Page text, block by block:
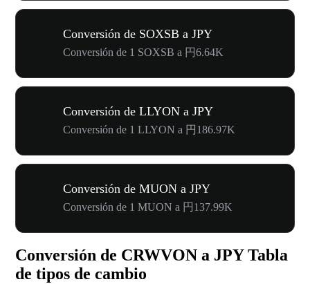
Conversión de SOXSB a JPY
Conversión de 1 SOXSB a 円6.64K
Conversión de LLYON a JPY
Conversión de 1 LLYON a 円186.97K
Conversión de MUON a JPY
Conversión de 1 MUON a 円137.99K
Conversión de CRWVON a JPY Tabla
de tipos de cambio